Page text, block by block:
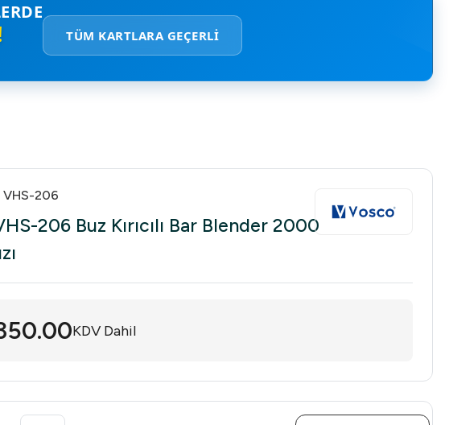
TÜM KARTLARA GEÇERLİ
VHS-206
206 Buz Kırıcılı Bar Blender 2000
KDV Dahil